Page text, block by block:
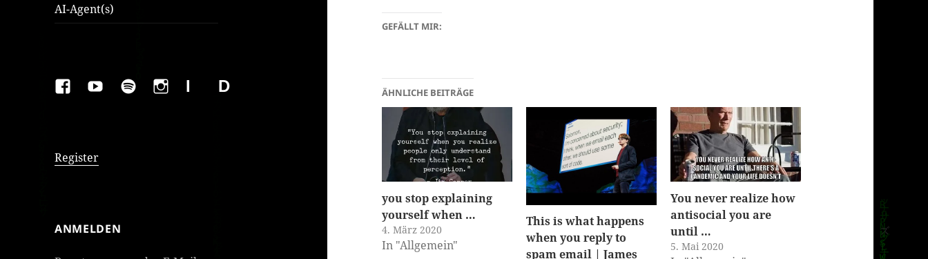
AI-Agent(s)
FAKEBOOK
YOUTUBESPOTIFYINSTAGRAM
IMPRESSUMDatenschutzerklärung
Register
ANMELDEN
GEFÄLLT MIR:
ÄHNLICHE BEITRÄGE
you stop explaining
yourself when …
4. März 2020
In "Allgemein"
This is what happens
when you reply to
spam email | James
You never realize how
antisocial you are
until …
5. Mai 2020